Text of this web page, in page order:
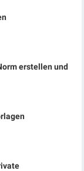
erstellen und